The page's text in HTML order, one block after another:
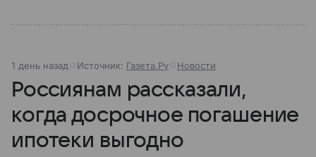
1 день назад Источник: Газета.Ру Новости
Россиянам рассказали,
когда досрочное погашение
ипотеки выгодно